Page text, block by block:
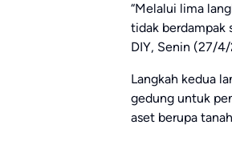
“Melalui lima
tidak berdampak
DIY, Senin (27/
Langkah kedua
gedung untuk
aset berupa